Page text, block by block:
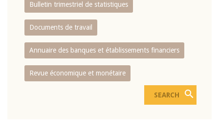
Bulletin trimestriel de statistiques
Documents de travail
Annuaire des banques et établissements financiers
Revue économique et monétaire